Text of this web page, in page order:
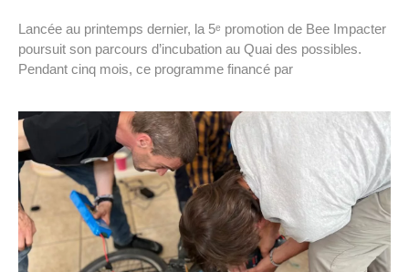
Lancée au printemps dernier, la 5ᵉ promotion de Bee Impacter
poursuit son parcours d’incubation au Quai des possibles.
Pendant cinq mois, ce programme financé par